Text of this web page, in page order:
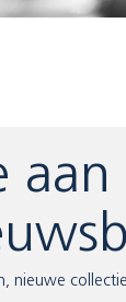
aan
nieuwe